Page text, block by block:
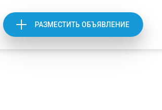
РАЗМЕСТИТЬ ОБЪЯВЛЕНИЕ